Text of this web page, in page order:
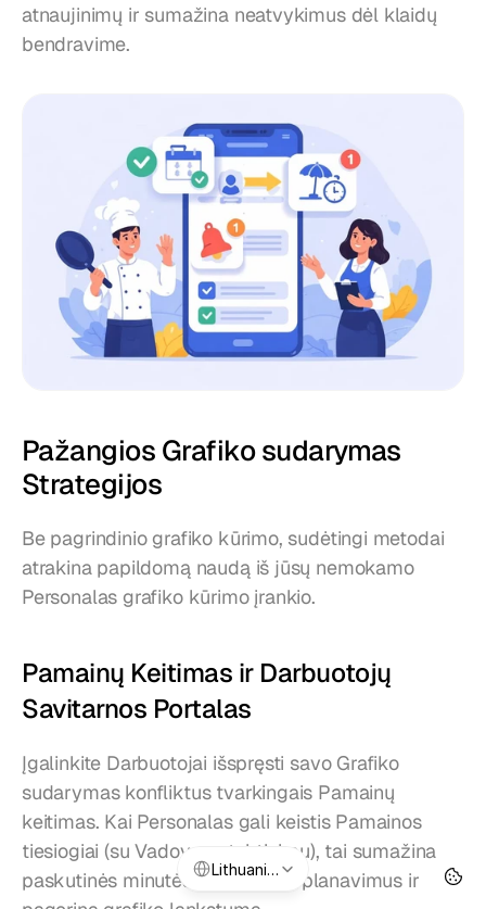
atnaujinimų ir sumažina neatvykimus dėl klaidų
bendravime.
Pažangios Grafiko sudarymas
Strategijos
Be pagrindinio grafiko kūrimo, sudėtingi metodai
atrakina papildomą naudą iš jūsų nemokamo
Personalas grafiko kūrimo įrankio.
Pamainų Keitimas ir Darbuotojų
Savitarnos Portalas
Įgalinkite Darbuotojai išspręsti savo Grafiko
sudarymas konfliktus tvarkingais Pamainų
keitimas. Kai Personalas gali keistis Pamainos
tiesiogiai (su Vadovo patvirtinimu), tai sumažina
paskutinės minutės padengimo planavimus ir
Select Language
Lithuanian